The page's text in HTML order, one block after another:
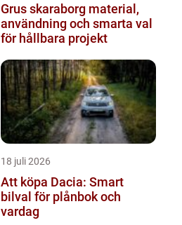
Grus skaraborg material,
användning och smarta val
för hållbara projekt
18 juli 2026
Att köpa Dacia: Smart
bilval för plånbok och
vardag